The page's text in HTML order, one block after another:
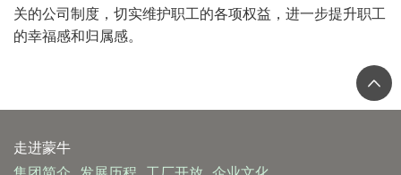
关的公司制度，切实维护职工的各项权益，进一步提升职工
的幸福感和归属感。
走进蒙牛